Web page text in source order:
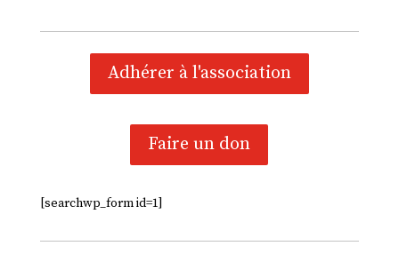
Adhérer à l'association
Faire un don
[searchwp_form id=1]